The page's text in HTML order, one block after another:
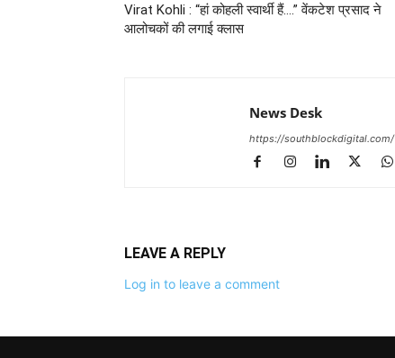
Virat Kohli : “हां कोहली स्वार्थी हैं….” वेंकटेश प्रसाद ने
आलोचकों की लगाई क्लास
News Desk
https://southblockdigital.com/
LEAVE A REPLY
Log in to leave a comment